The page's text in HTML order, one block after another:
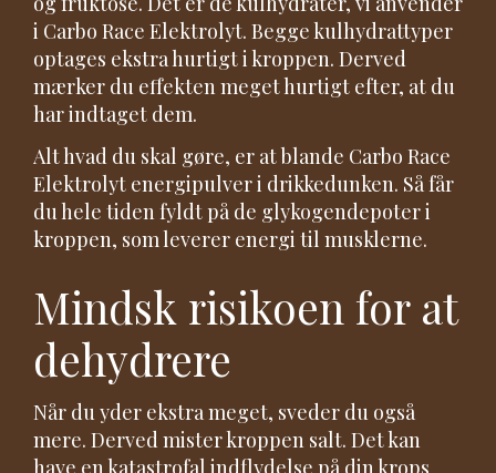
i Carbo Race Elektrolyt. Begge kulhydrattyper
optages ekstra hurtigt i kroppen. Derved
mærker du effekten meget hurtigt efter, at du
har indtaget dem.
Alt hvad du skal gøre, er at blande Carbo Race
Elektrolyt energipulver i drikkedunken. Så får
du hele tiden fyldt på de glykogendepoter i
kroppen, som leverer energi til musklerne.
Mindsk risikoen for at
dehydrere
Når du yder ekstra meget, sveder du også
mere. Derved mister kroppen salt. Det kan